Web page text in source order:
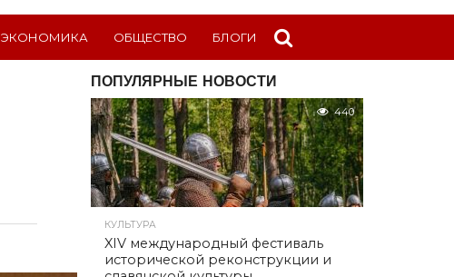
ЭКОНОМИКА ОБЩЕСТВО БЛОГИ
ПОПУЛЯРНЫЕ НОВОСТИ
440
КУЛЬТУРА
XIV международный фестиваль
исторической реконструкции и